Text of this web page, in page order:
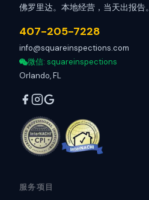
佛罗里达。本地经营，当天出报告。
407-205-7228
info@squareinspections.com
微信: squareinspections
Orlando, FL
服务项目